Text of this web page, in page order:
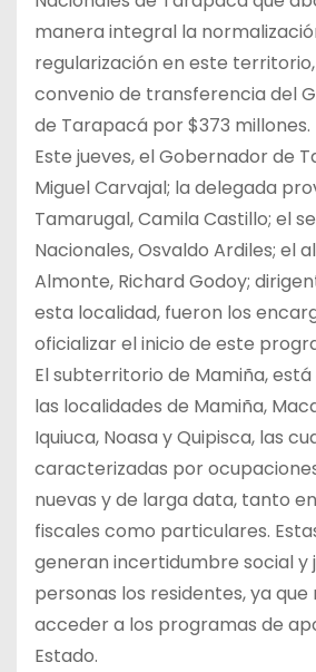
manera integral la
regularización en este
convenio de transferencia del
de Tarapacá por $373 millones.
Este jueves, el Gobernador de
Miguel Carvajal; la delegada
Tamarugal, Camila Castillo; el
Nacionales, Osvaldo Ardiles; el
Almonte, Richard Godoy;
esta localidad, fueron los
oficializar el inicio de este
El subterritorio de Mamiña,
las localidades de Mamiña,
Iquiuca, Noasa y Quipisca, las
caracterizadas por
nuevas y de larga data, tanto
fiscales como particulares.
generan incertidumbre social y
personas los residentes, ya que
acceder a los programas de
Estado.